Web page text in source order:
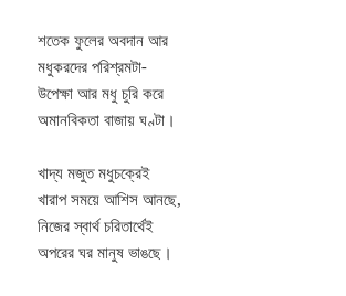
শতেক ফুলের অবদান আর
মধুকরদের পরিশ্রমটা-
উপেক্ষা আর মধু চুরি করে
অমানবিকতা বাজায় ঘণ্টা।
খাদ্য মজুত মধুচক্রেই
খারাপ সময়ে আশিস আনছে,
নিজের স্বার্থ চরিতার্থেই
অপরের ঘর মানুষ ভাঙছে।